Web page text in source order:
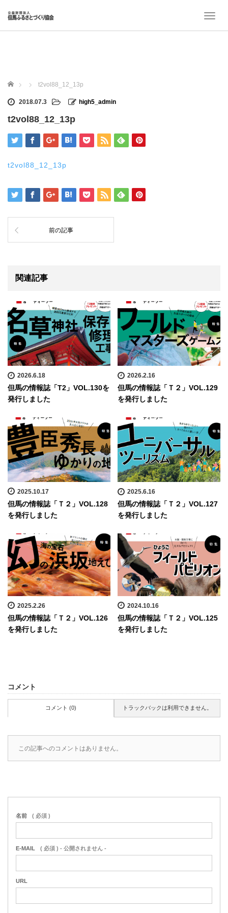
T
ホーム t2vol88_12_13p
2018.07.3 high5_admin
t2vol88_12_13p
t2vol88_12_13p
前の記事
関連記事
2026.6.18
但馬の情報誌「T2」VOL.130を
発行しました
2026.2.16
但馬の情報誌「Ｔ２」VOL.129
を発行しました
2025.10.17
但馬の情報誌「Ｔ２」VOL.128
を発行しました
2025.6.16
但馬の情報誌「Ｔ２」VOL.127
を発行しました
2025.2.26
但馬の情報誌「Ｔ２」VOL.126
を発行しました
2024.10.16
但馬の情報誌「Ｔ２」VOL.125
を発行しました
コメント
コメント (0) トラックバックは利用できません。
この記事へのコメントはありません。
名前 ( 必須 )
E-MAIL ( 必須 ) - 公開されません -
URL